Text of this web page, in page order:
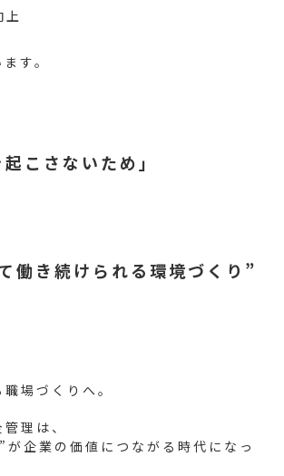
上
す。
起こさないため」
働き続けられる環境づくり”
場づくりへ。
理は、
が企業の価値につながる時代になっ